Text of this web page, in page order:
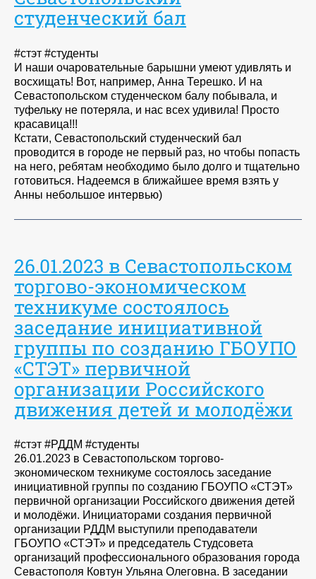
студенческий бал
#стэт #студенты
И наши очаровательные барышни умеют удивлять и
восхищать! Вот, например, Анна Терешко. И на
Севастопольском студенческом балу побывала, и
туфельку не потеряла, и нас всех удивила! Просто
красавица!!!
Кстати, Севастопольский студенческий бал
проводится в городе не первый раз, но чтобы попасть
на него, ребятам необходимо было долго и тщательно
готовиться. Надеемся в ближайшее время взять у
Анны небольшое интервью)
26.01.2023 в Севастопольском
торгово-экономическом
техникуме состоялось
заседание инициативной
группы по созданию ГБОУПО
«СТЭТ» первичной
организации Российского
движения детей и молодёжи
#стэт #РДДМ #студенты
26.01.2023 в Севастопольском торгово-
экономическом техникуме состоялось заседание
инициативной группы по созданию ГБОУПО «СТЭТ»
первичной организации Российского движения детей
и молодёжи. Инициаторами создания первичной
организации РДДМ выступили преподаватели
ГБОУПО «СТЭТ» и председатель Студсовета
организаций профессионального образования города
Севастополя Ковтун Ульяна Олеговна. В заседании